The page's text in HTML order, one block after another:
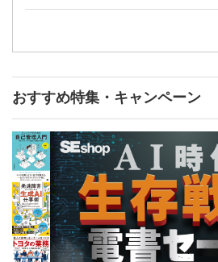
おすすめ特集・キャンペーン